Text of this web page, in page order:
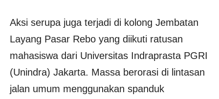
Aksi serupa juga terjadi di kolong Jembatan
Layang Pasar Rebo yang diikuti ratusan
mahasiswa dari Universitas Indraprasta PGRI
(Unindra) Jakarta. Massa berorasi di lintasan
jalan umum menggunakan spanduk